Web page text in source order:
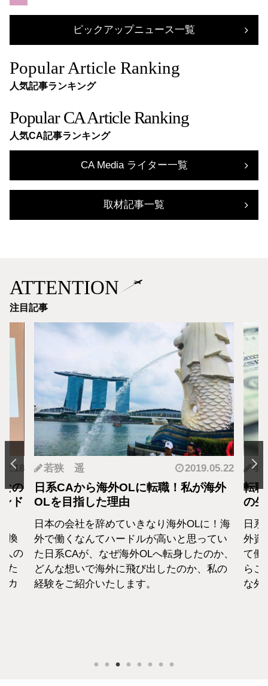
ピックアップニュース一覧
Popular Article Ranking
人気記事ランキング
Popular CA Article Ranking
人気CA記事ランキング
CA Media ライター一覧
取材記事一覧
ATTENTION
注目記事
の
ド
換
人の
た
カ
若狭 遥 2019.05.22
日系CAから海外OLに転職！私が海外
OLを目指した理由
日本の会社を辞めていきなり海外OLに！海
外で働くなんてハードルが高いと思ってい
た日系CAが、なぜ海外OLへ転身したのか、
どんな想いで海外に飛び出したのか、私の
経験をご紹介いたします。
羽
転
の
日
外資
て働
らこ
な外